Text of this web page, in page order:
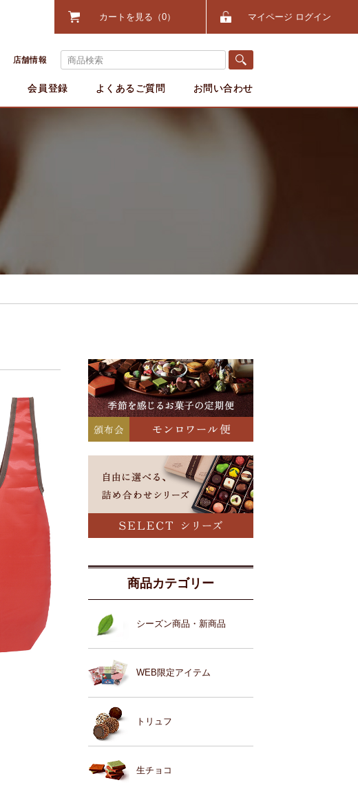
カートを見る 0 マイページ ログイン
店舗情報
会員登録 よくあるご質問 お問い合わせ
商品カテゴリー
シーズン商品・新商品
WEB限定アイテム
トリュフ
生チョコ